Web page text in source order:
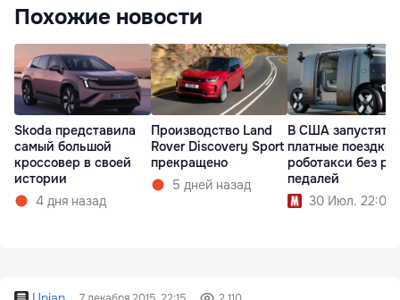
Похожие новости
Skoda представила
самый большой
кроссовер в своей
истории
4 дня назад
Производство Land
Rover Discovery Sport
прекращено
5 дней назад
В США запустят
платные поездки
роботакси без
педалей
30 Июл. 22:00